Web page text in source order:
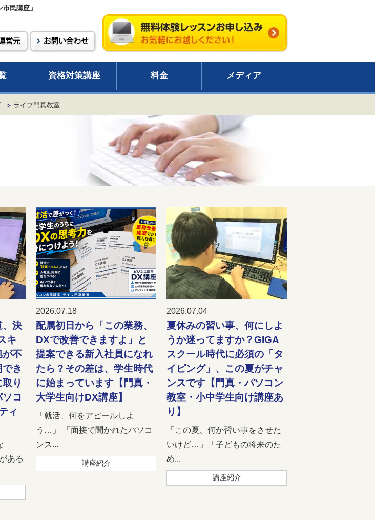
民講座」
資格対策講座 料金 メディア
ライフ門真教室
、決
キ
が不
き
り
コ
ィ
ある
2026.07.18
配属初日から「この業務、
DXで改善できますよ」と
提案できる新入社員になれ
たら？その差は、学生時代
に始まっています【門真・
大学生向けDX講座】
「就活、何をアピールしよ
う…」 「面接で聞かれたパソコ
ンス...
講座紹介
2026.07.04
夏休みの習い事、何にしよ
うか迷ってますか？GIGA
スクール時代に必須の「タ
イピング」、この夏がチャ
ンスです【門真・パソコン
教室・小中学生向け講座あ
り】
「この夏、何か習い事をさせた
いけど…」「子どもの将来のた
め...
講座紹介